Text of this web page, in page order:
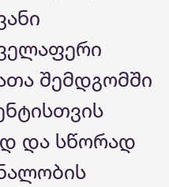
შემდგომში
და სწორად